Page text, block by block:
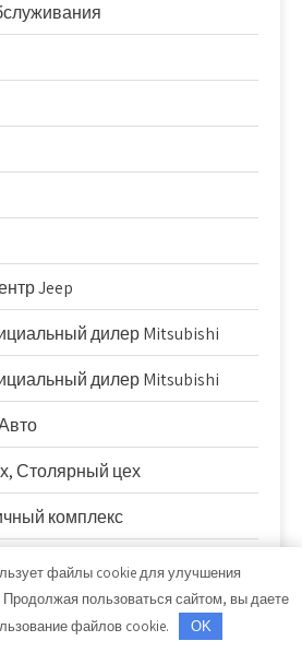
Jeep
дилер Mitsubishi
дилер Mitsubishi
Столярный цех
комплекс
№2
файлы cookie для улучшения
Продолжая пользоваться сайтом, вы даете
файлов cookie.
OK